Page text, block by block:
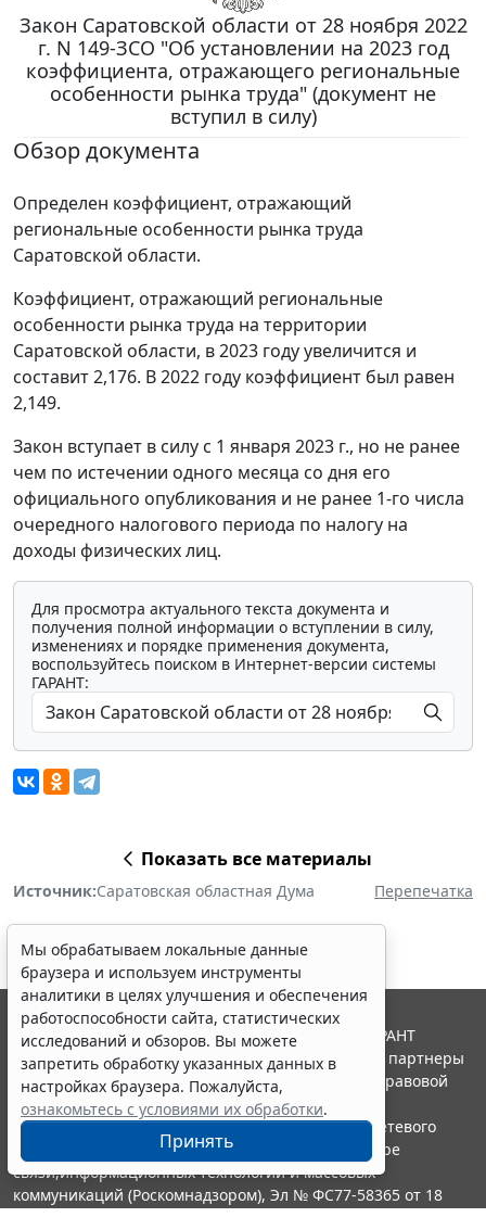
Закон Саратовской области от 28 ноября 2022
г. N 149-ЗСО "Об установлении на 2023 год
коэффициента, отражающего региональные
особенности рынка труда" (документ не
вступил в силу)
Обзор документа
Определен коэффициент, отражающий
региональные особенности рынка труда
Саратовской области.
Коэффициент, отражающий региональные
особенности рынка труда на территории
Саратовской области, в 2023 году увеличится и
составит 2,176. В 2022 году коэффициент был равен
2,149.
Закон вступает в силу с 1 января 2023 г., но не ранее
чем по истечении одного месяца со дня его
официального опубликования и не ранее 1-го числа
очередного налогового периода по налогу на
доходы физических лиц.
Для просмотра актуального текста документа и
получения полной информации о вступлении в силу,
изменениях и порядке применения документа,
воспользуйтесь поиском в Интернет-версии системы
ГАРАНТ:
Показать все материалы
Источник:Саратовская областная Дума Перепечатка
Мы обрабатываем локальные данные
браузера и используем инструменты
аналитики в целях улучшения и обеспечения
работоспособности сайта, статистических
исследований и обзоров. Вы можете
запретить обработку указанных данных в
настройках браузера. Пожалуйста,
ознакомьтесь с условиями их обработки.
Принять
© ООО "НПП "ГАРАНТ-СЕРВИС", 2026. Система ГАРАНТ
выпускается с 1990 года. Компания "Гарант" и ее партнеры
являются участниками Российской ассоциации правовой
информации ГАРАНТ.
Портал ГАРАНТ.РУ зарегистрирован в качестве сетевого
издания Федеральной службой по надзору в сфере
связи,информационных технологий и массовых
коммуникаций (Роскомнадзором), Эл № ФС77-58365 от 18